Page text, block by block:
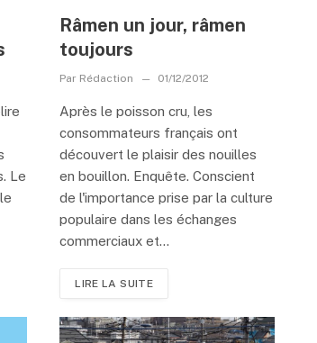
Le
Râmen un jour, râmen
toujours
Par Rédaction 01/12/2012
Après le poisson cru, les
consommateurs français ont
découvert le plaisir des nouilles
en bouillon. Enquête. Conscient
de l'importance prise par la culture
populaire dans les échanges
commerciaux et...
LIRE LA SUITE